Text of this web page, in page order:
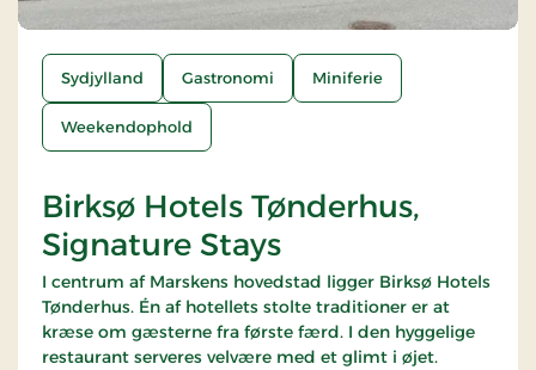
Sydjylland Gastronomi Miniferie
Weekendophold
Birksø Hotels Tønderhus,
Signature Stays
I centrum af Marskens hovedstad ligger Birksø Hotels
Tønderhus. Én af hotellets stolte traditioner er at
kræse om gæsterne fra første færd. I den hyggelige
restaurant serveres velvære med et glimt i øjet.